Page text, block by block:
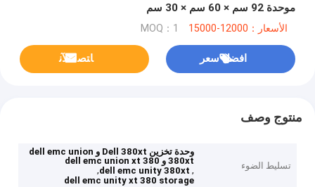
موحدة 92 سم × 60 سم × 30 سم
الأسعار：12000-15000 MOQ：1
افضل سعر ﺎﺘﺼﻟ ﺍﻶﻧ
منتوج وصف
تسليط الضوء
وحدة تخزين Dell 380xt و dell emc union
380xt و dell emc union xt 380
,
dell emc unity 380xt
,
dell emc unity xt 380 storage